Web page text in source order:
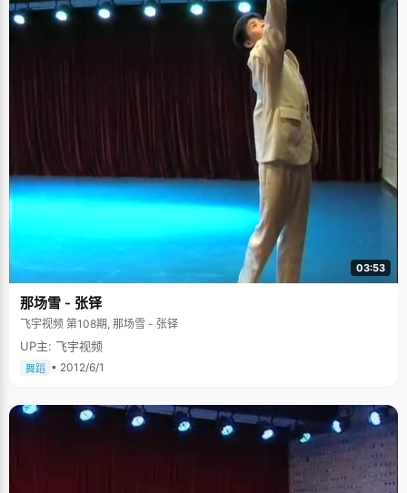
03:53
那场雪 - 张铎
飞宇视频 第108期, 那场雪 - 张铎
UP主: 飞宇视频
舞蹈 • 2012/6/1